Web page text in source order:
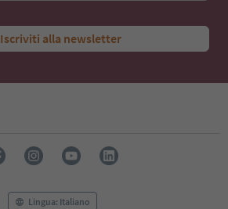
Iscriviti alla newsletter
Lingua: Italiano